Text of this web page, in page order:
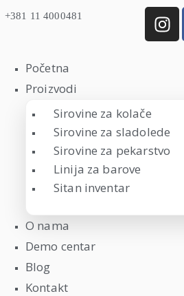
+381 11 4000481
Početna
Proizvodi
Sirovine za kolače
Sirovine za sladolede
Sirovine za pekarstvo
Linija za barove
Sitan inventar
O nama
Demo centar
Blog
Kontakt